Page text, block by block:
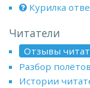
Курилка
Читатели
Отзывы
Разбор полётов
Истории